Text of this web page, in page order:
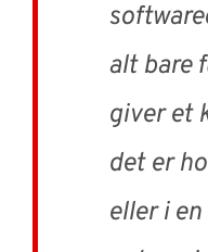
alt bare
giver et
det er
eller i